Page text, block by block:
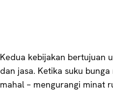
Kedua kebijakan bertujuan
dan jasa. Ketika suku
mahal – mengurangi minat